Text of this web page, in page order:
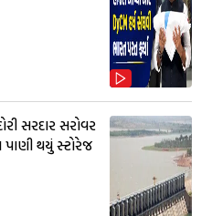
સરદાર સરોવર
પાણી થયું સ્ટોરેજ